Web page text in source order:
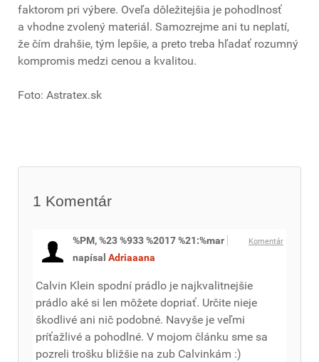
faktorom pri výbere. Oveľa dôležitejšia je pohodlnosť
a vhodne zvolený materiál. Samozrejme ani tu neplatí,
že čím drahšie, tým lepšie, a preto treba hľadať rozumný
kompromis medzi cenou a kvalitou.
Foto: Astratex.sk
1 Komentár
Komentár
%PM, %23 %933 %2017 %21:%mar
napísal Adriaaana
Calvin Klein spodní prádlo je najkvalitnejšie
prádlo aké si len môžete dopriať. Určite nieje
škodlivé ani nič podobné. Navyše je veľmi
príťažlivé a pohodlné. V mojom článku sme sa
pozreli trošku bližšie na zub Calvinkám :)